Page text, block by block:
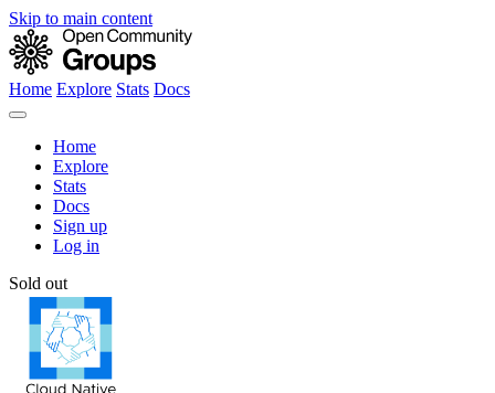
Skip to main content
Home Explore Stats Docs
Home
Explore
Stats
Docs
Sign up
Log in
Sold out